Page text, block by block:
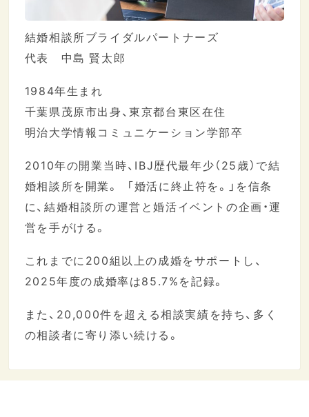
結婚相談所ブライダルパートナーズ
代表 中島 賢太郎
1984年生まれ
千葉県茂原市出身、東京都台東区在住
明治大学情報コミュニケーション学部卒
2010年の開業当時、IBJ歴代最年少（25歳）で結
婚相談所を開業。 「婚活に終止符を。」を信条
に、結婚相談所の運営と婚活イベントの企画・運
営を手がける。
これまでに200組以上の成婚をサポートし、
2025年度の成婚率は85.7%を記録。
また、20,000件を超える相談実績を持ち、多く
の相談者に寄り添い続ける。